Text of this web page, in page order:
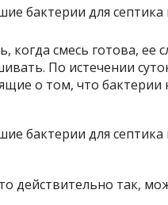
когда смесь готова, ее
По истечении
о том, что бактерии
действительно так,